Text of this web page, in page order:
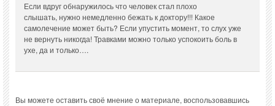
Если вдруг обнаружилось что человек стал плохо
слышать, нужно немедленно бежать к доктору!!! Какое
самолечение может быть? Если упустить момент, то слух уже
не вернуть никогда! Травками можно только успокоить боль в
ухе, да и только….
Вы можете оставить своё мнение о материале, воспользовавшись